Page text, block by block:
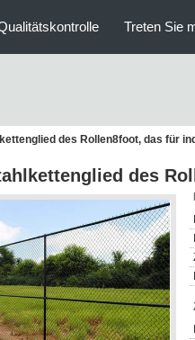
Treten Sie
des Rollen8foot, das für
des